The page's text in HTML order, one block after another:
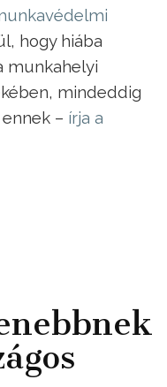
hogy hiába
munkahelyi
mindeddig
– írja a